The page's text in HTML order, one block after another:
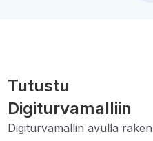
Tutustu
Digiturvamalliin
Digiturvamallin avulla